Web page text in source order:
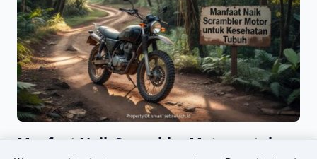
Manfaat Naik Scrambler Motor untuk